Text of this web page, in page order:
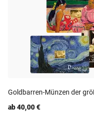
Goldbarren-Münzen der
ab 40,00 €